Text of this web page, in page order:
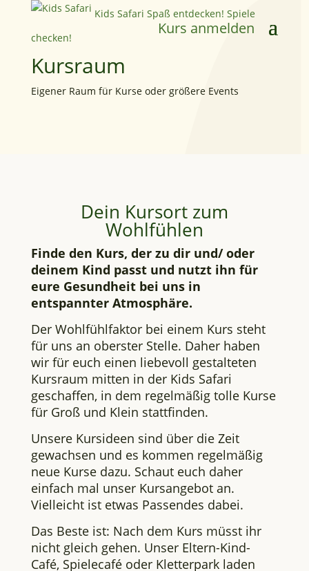
Kids Safari Spaß entdecken! Spiele
checken!
Kurs anmelden
Kursraum
Eigener Raum für Kurse oder größere Events
Dein Kursort zum
Wohlfühlen
Finde den Kurs, der zu dir und/ oder
deinem Kind passt und nutzt ihn für
eure Gesundheit bei uns in
entspannter Atmosphäre.
Der Wohlfühlfaktor bei einem Kurs steht
für uns an oberster Stelle. Daher haben
wir für euch einen liebevoll gestalteten
Kursraum mitten in der Kids Safari
geschaffen, in dem regelmäßig tolle Kurse
für Groß und Klein stattfinden.
Unsere Kursideen sind über die Zeit
gewachsen und es kommen regelmäßig
neue Kurse dazu. Schaut euch daher
einfach mal unser Kursangebot an.
Vielleicht ist etwas Passendes dabei.
Das Beste ist: Nach dem Kurs müsst ihr
nicht gleich gehen. Unser Eltern-Kind-
Café, Spielecafé oder Kletterpark laden